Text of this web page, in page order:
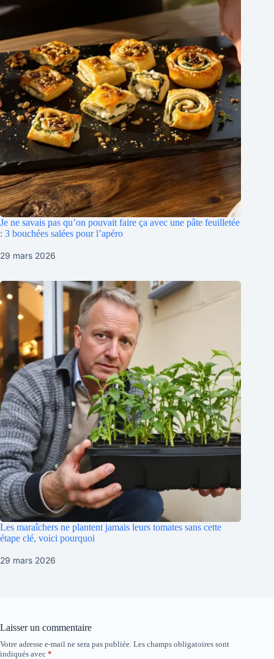
Je ne savais pas qu’on pouvait faire ça avec une pâte feuilletée
: 3 bouchées salées pour l’apéro
29 mars 2026
Les maraîchers ne plantent jamais leurs tomates sans cette
étape clé, voici pourquoi
29 mars 2026
Laisser un commentaire
Votre adresse e-mail ne sera pas publiée. Les champs obligatoires sont
indiqués avec *